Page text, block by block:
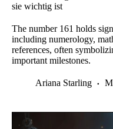
sie wichtig ist
The number 161 holds
including numerology,
references, often
important milestones.
Ariana Starling